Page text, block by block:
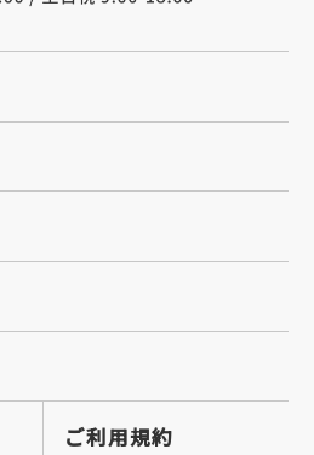
ご利用規約